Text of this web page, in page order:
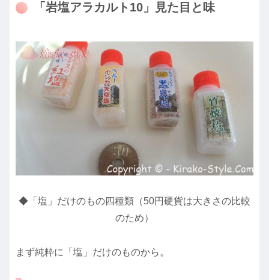
「岩塩アラカルト10」見た目と味
◆「塩」だけのもの四種類（50円硬貨は大きさの比較
のため）
まず純粋に「塩」だけのものから。